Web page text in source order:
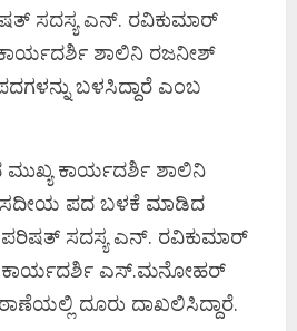
ಸದಸ್ಯ ಎನ್. ರವಿಕುಮಾರ್
ಕಾರ್ಯದರ್ಶಿ ಶಾಲಿನಿ ರಜನೀಶ್
ಬಳಸಿದ್ದಾರೆ ಎಂಬ
ಮುಖ್ಯ ಕಾರ್ಯದರ್ಶಿ ಶಾಲಿನಿ
ಪದ ಬಳಕೆ ಮಾಡಿದ
ಸದಸ್ಯ ಎನ್​. ರವಿಕುಮಾರ್
ಕಾರ್ಯದರ್ಶಿ ಎಸ್.ಮನೋಹರ್​
ದೂರು ದಾಖಲಿಸಿದ್ದಾರೆ.